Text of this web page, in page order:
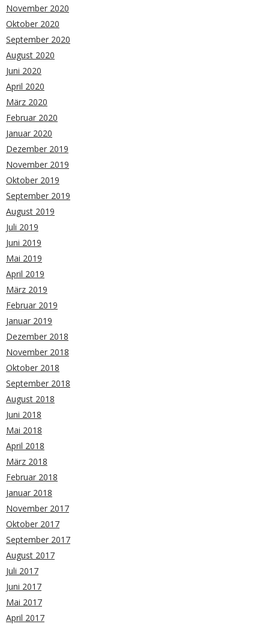
November 2020
Oktober 2020
September 2020
August 2020
Juni 2020
April 2020
März 2020
Februar 2020
Januar 2020
Dezember 2019
November 2019
Oktober 2019
September 2019
August 2019
Juli 2019
Juni 2019
Mai 2019
April 2019
März 2019
Februar 2019
Januar 2019
Dezember 2018
November 2018
Oktober 2018
September 2018
August 2018
Juni 2018
Mai 2018
April 2018
März 2018
Februar 2018
Januar 2018
November 2017
Oktober 2017
September 2017
August 2017
Juli 2017
Juni 2017
Mai 2017
April 2017